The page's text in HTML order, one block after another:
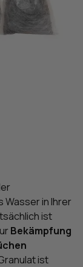
Wasser in Ihrer
ist
Bekämpfung
ist